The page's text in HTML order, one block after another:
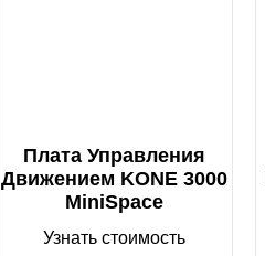
Плата Управления
Движением KONE 3000
MiniSpace
Узнать стоимость